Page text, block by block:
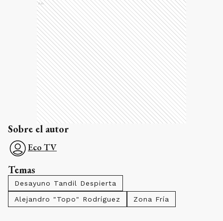
Ads
Sobre el autor
Eco TV
Temas
Desayuno Tandil Despierta
Alejandro "Topo" Rodríguez
Zona Fría